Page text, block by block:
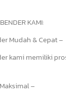
KAMI:
Mudah & Cepat –
kami memiliki
–